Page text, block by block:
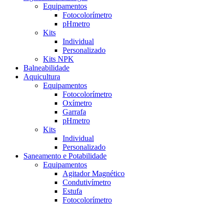
Equipamentos
Fotocolorímetro
pHmetro
Kits
Individual
Personalizado
Kits NPK
Balneabilidade
Aquicultura
Equipamentos
Fotocolorímetro
Oxímetro
Garrafa
pHmetro
Kits
Individual
Personalizado
Saneamento e Potabilidade
Equipamentos
Agitador Magnético
Condutivímetro
Estufa
Fotocolorímetro